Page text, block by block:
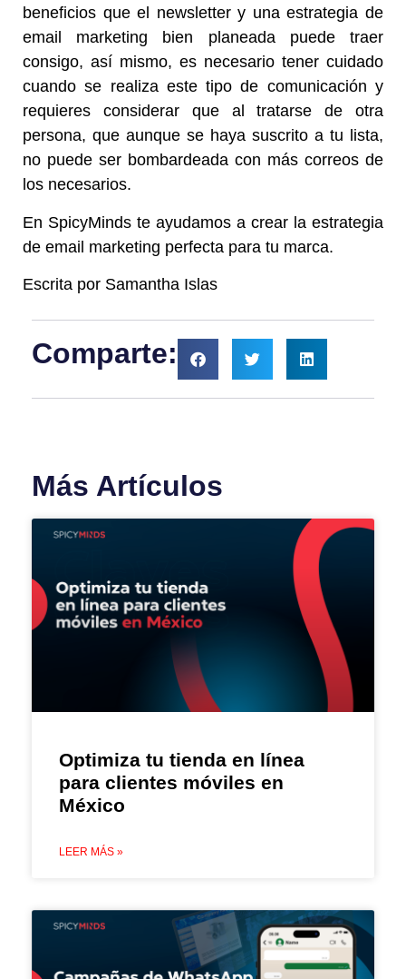
beneficios que el newsletter y una estrategia de
email marketing bien planeada puede traer
consigo, así mismo, es necesario tener cuidado
cuando se realiza este tipo de comunicación y
requieres considerar que al tratarse de otra
persona, que aunque se haya suscrito a tu lista,
no puede ser bombardeada con más correos de
los necesarios.
En SpicyMinds te ayudamos a crear la estrategia
de email marketing perfecta para tu marca.
Escrita por Samantha Islas
Comparte:
Más Artículos
Optimiza tu tienda en línea
para clientes móviles en
México
LEER MÁS »